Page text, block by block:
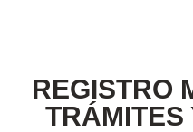
REGISTRO
TRÁMITES